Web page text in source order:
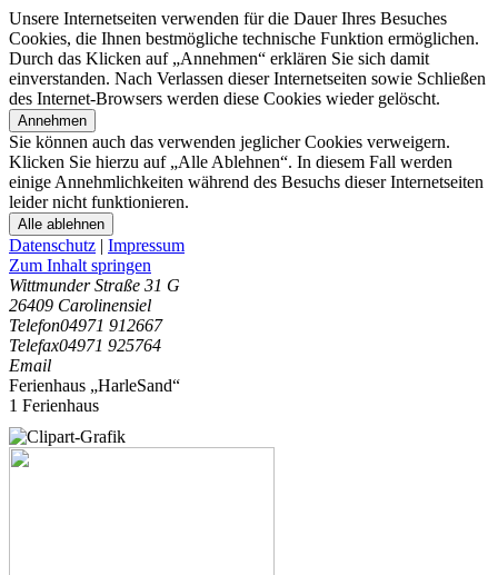
Unsere Internetseiten verwenden für die Dauer Ihres Besuches
Cookies, die Ihnen bestmögliche technische Funktion ermöglichen.
Durch das Klicken auf „Annehmen“ erklären Sie sich damit
einverstanden. Nach Verlassen dieser Internetseiten sowie Schließen
des Internet-Browsers werden diese Cookies wieder gelöscht.
Annehmen
Sie können auch das verwenden jeglicher Cookies verweigern.
Klicken Sie hierzu auf „Alle Ablehnen“. In diesem Fall werden
einige Annehmlichkeiten während des Besuchs dieser Internetseiten
leider nicht funktionieren.
Alle ablehnen
Datenschutz | Impressum
Zum Inhalt springen
Wittmunder Straße 31 G
26409 Carolinensiel
Telefon04971 912667
Telefax04971 925764
Email
Ferienhaus „HarleSand“
1 Ferienhaus